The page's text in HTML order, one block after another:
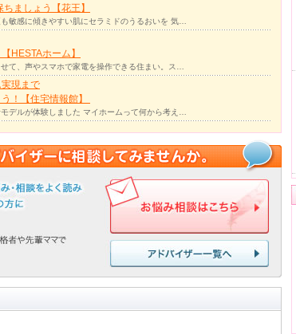
ましょう【花王】
敏感に傾きやすい肌にセラミドのうるおいを 気…
HESTAホーム】
て、声やスマホで家電を操作できる住まい。ス…
現まで
！【住宅情報館】
デルが体験しました マイホームって何から考え…